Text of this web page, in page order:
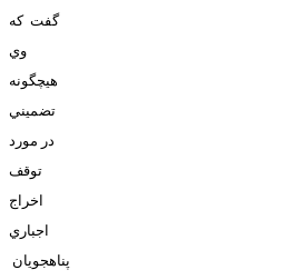
گفت که
وي
هيچگونه
تضميني
در مورد
توقف
اخراج
اجباري
پناهجويان